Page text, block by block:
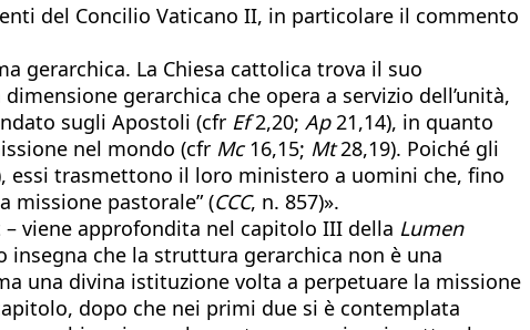
del Concilio Vaticano II, in particolare il commento
gerarchica. La Chiesa cattolica trova il suo
gerarchica che opera a servizio dell’unità,
sugli Apostoli (cfr Ef2,20; Ap21,14), in quanto
nel mondo (cfr Mc16,15; Mt28,19). Poiché gli
essi trasmettono il loro ministero a uomini che, fino
missione pastorale” (CCC, n. 857)».
viene approfondita nel capitolo III della Lumen
insegna che la struttura gerarchica non è una
una divina istituzione volta a perpetuare la missione
dopo che nei primi due si è contemplata